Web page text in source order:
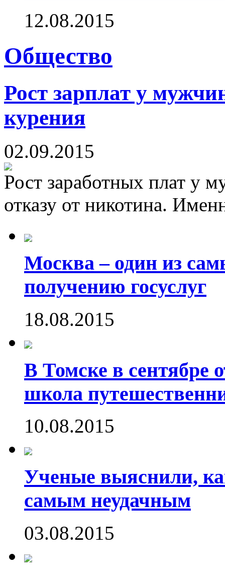
12.08.2015
Общество
Рост зарплат у
курения
02.09.2015
Рост заработных плат у
отказу от никотина.
Москва – один из
получению госуслуг
18.08.2015
В Томске в сентябре
школа
10.08.2015
Ученые выяснили,
самым неудачным
03.08.2015